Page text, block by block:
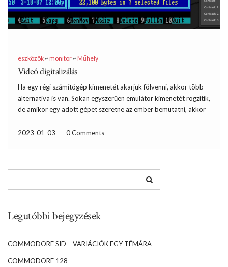
eszközök~monitor~Műhely
Videó digitalizálás
Ha egy régi számítógép kimenetét akarjuk fölvenni, akkor több
alternatíva is van. Sokan egyszerűen emulátor kimenetét rögzítik,
de amikor egy adott gépet szeretne az ember bemutatni, akkor
monitor képét egy kamerával. Az eredmény nagyban függ […]
2023-01-03 - 0 Comments
Legutóbbi bejegyzések
COMMODORE SID – VARIÁCIÓK EGY TÉMÁRA
COMMODORE 128